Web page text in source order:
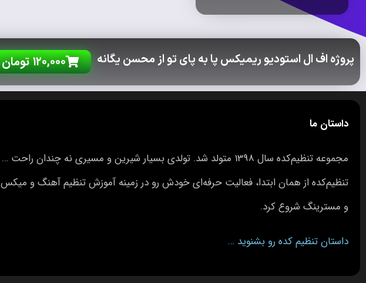
پروژه اف ال استودیو ریمیکس پا به پای تو از محسن یگانه ۱۲۰,۰۰۰تومان
داستان ما
مجموعه تنظیم‌کده سال 1398 متولد شد. تولدی بسیار شیرین و مسیری نه چندان راحت …
تنظیم‌کده از همان ابتدا، فعالیت حرفه‌ای خودش رو در زمینه آموزش تنظیم آهنگ و میکس
و مسترینگ شروع کرد.
داستان تنظیم کده رو بشنوید …